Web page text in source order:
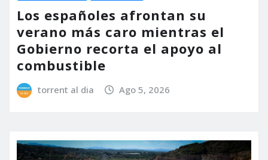
Los españoles afrontan su
verano más caro mientras el
Gobierno recorta el apoyo al
combustible
torrent al dia Ago 5, 2026